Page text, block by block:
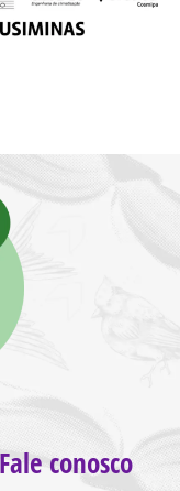
Fale conosco